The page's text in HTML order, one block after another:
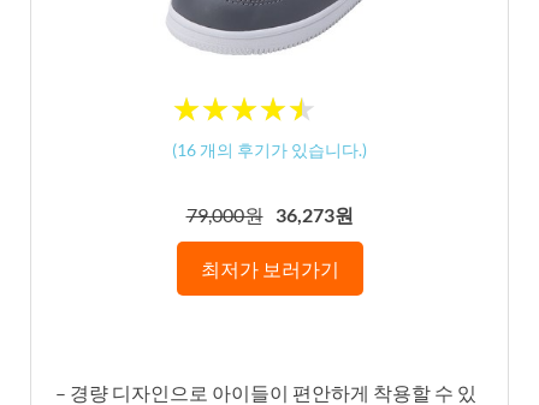
★★★★★
★★★★★
(16 개의 후기가 있습니다.)
79,000원 36,273원
최저가 보러가기
– 경량 디자인으로 아이들이 편안하게 착용할 수 있